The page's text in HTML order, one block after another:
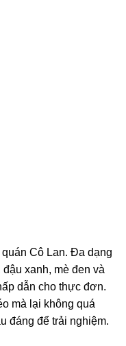
Cô Lan. Đa dạng
xanh, mè đen và
dẫn cho thực đơn.
mà lại không quá
đáng để trải nghiệm.